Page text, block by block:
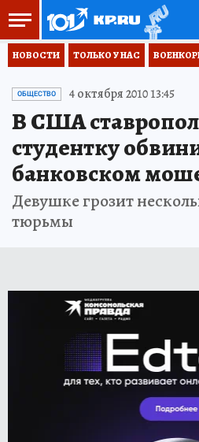
НОВОСТИ ТОЛЬКО У НАС
ОБЩЕСТВО 4 октября 2010 13:45
В США
студентку
банковском
Девушке грозит
тюрьмы